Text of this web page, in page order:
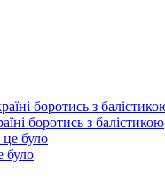
боротись з балістикою
було